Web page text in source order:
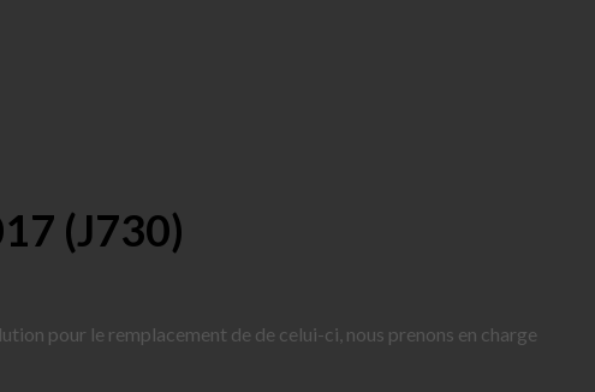
(J730)
pour le remplacement de de celui-ci, nous prenons en charge